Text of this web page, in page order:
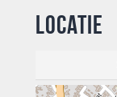
Locatie